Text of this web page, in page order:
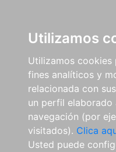
Utilizamos
Utilizamos cookies
fines analíticos y
relacionada con
un perfil
navegación (por
visitados). Clica
Usted puede